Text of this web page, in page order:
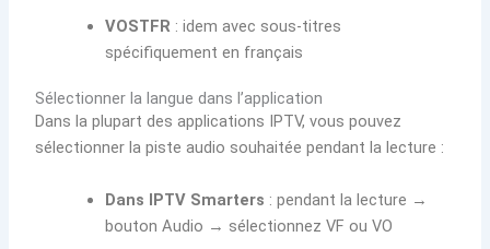
VOSTFR : idem avec sous-titres
spécifiquement en français
Sélectionner la langue dans l’application
Dans la plupart des applications IPTV, vous pouvez
sélectionner la piste audio souhaitée pendant la lecture :
Dans IPTV Smarters : pendant la lecture →
bouton Audio → sélectionnez VF ou VO